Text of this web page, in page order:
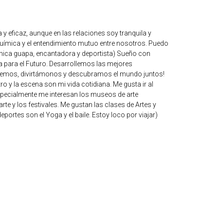
eficaz, aunque en las relaciones soy tranquila y
y el entendimiento mutuo entre nosotros. Puedo
guapa, encantadora y deportista) Sueño con
el Futuro. Desarrollemos las mejores
divirtámonos y descubramos el mundo juntos!
y la escena son mi vida cotidiana. Me gusta ir al
me interesan los museos de arte
y los festivales. Me gustan las clases de Artes y
son el Yoga y el baile. Estoy loco por viajar)